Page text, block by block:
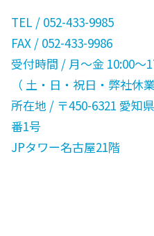
TEL / 052-433-9985
FAX / 052-433-9986
受付時間 / 月〜金 10:00〜
（ 土・日・祝日・弊社休
所在地 / 〒450-6321 愛知
番1号
JPタワー名古屋21階